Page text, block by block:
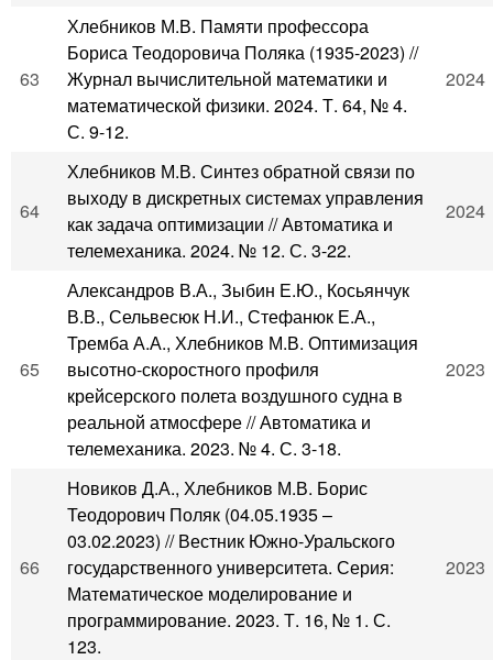
63
Хлебников М.В. Памяти профессора
Бориса Теодоровича Поляка (1935-2023) //
Журнал вычислительной математики и
математической физики. 2024. Т. 64, № 4.
С. 9-12.
2024
64
Хлебников М.В. Синтез обратной связи по
выходу в дискретных системах управления
как задача оптимизации // Автоматика и
телемеханика. 2024. № 12. С. 3-22.
2024
65
Александров В.А., Зыбин Е.Ю., Косьянчук
В.В., Сельвесюк Н.И., Стефанюк Е.А.,
Тремба А.А., Хлебников М.В. Оптимизация
высотно-скоростного профиля
крейсерского полета воздушного судна в
реальной атмосфере // Автоматика и
телемеханика. 2023. № 4. С. 3-18.
2023
66
Новиков Д.А., Хлебников М.В. Борис
Теодорович Поляк (04.05.1935 –
03.02.2023) // Вестник Южно-Уральского
государственного университета. Серия:
Математическое моделирование и
программирование. 2023. Т. 16, № 1. С.
123.
2023